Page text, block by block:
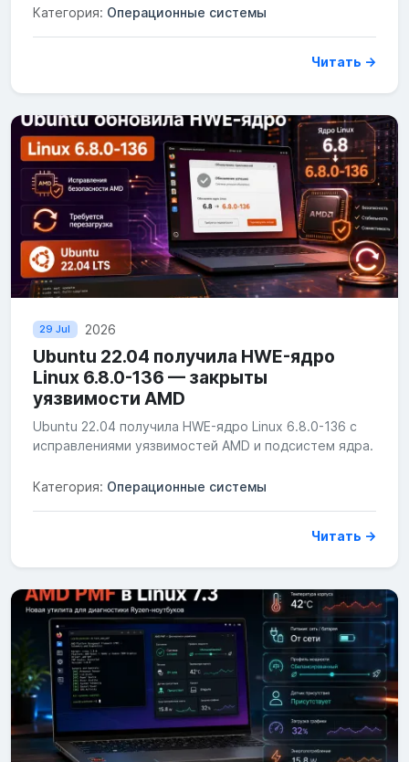
Категория: Операционные системы
Читать →
29 Jul 2026
Ubuntu 22.04 получила HWE-ядро
Linux 6.8.0-136 — закрыты
уязвимости AMD
Ubuntu 22.04 получила HWE-ядро Linux 6.8.0-136 с
исправлениями уязвимостей AMD и подсистем ядра.
Категория: Операционные системы
Читать →